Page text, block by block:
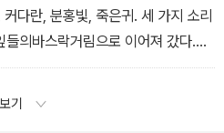
설게 하고, 거기서 예측할 수 없는 이
한국어판 제목 역시 그러한 특성
심(핵심) 가까이‘
로 변형시킨 것이다.
다란, 분홍빛, 죽은귀. 세 가지 소리
의바스락거림으로 이어져 갔다.
이마를 대고 이웃집 마당을, 저- 죽
기